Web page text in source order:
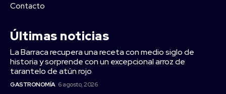
Contacto
Últimas noticias
La Barraca recupera una receta con medio siglo de
historia y sorprende con un excepcional arroz de
tarantelo de atún rojo
GASTRONOMÍA 6 agosto, 2026